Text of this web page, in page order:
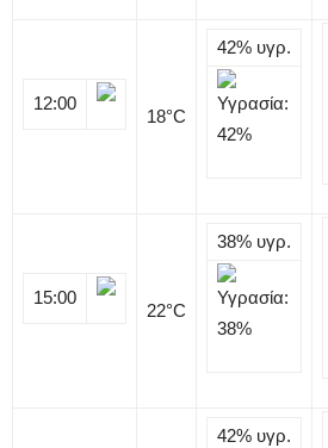
12:00
18°C
42% υγρ.
15:00
22°C
38% υγρ.
42% υγρ.